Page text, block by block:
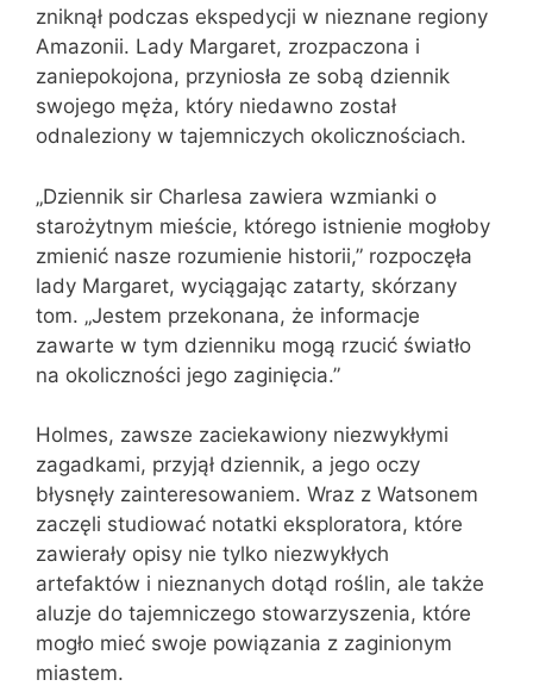
zniknął podczas ekspedycji w nieznane regiony
Amazonii. Lady Margaret, zrozpaczona i
zaniepokojona, przyniosła ze sobą dziennik
swojego męża, który niedawno został
odnaleziony w tajemniczych okolicznościach.
„Dziennik sir Charlesa zawiera wzmianki o
starożytnym mieście, którego istnienie mogłoby
zmienić nasze rozumienie historii,” rozpoczęła
lady Margaret, wyciągając zatarty, skórzany
tom. „Jestem przekonana, że informacje
zawarte w tym dzienniku mogą rzucić światło
na okoliczności jego zaginięcia.”
Holmes, zawsze zaciekawiony niezwykłymi
zagadkami, przyjął dziennik, a jego oczy
błysnęły zainteresowaniem. Wraz z Watsonem
zaczęli studiować notatki eksploratora, które
zawierały opisy nie tylko niezwykłych
artefaktów i nieznanych dotąd roślin, ale także
aluzje do tajemniczego stowarzyszenia, które
mogło mieć swoje powiązania z zaginionym
miastem.